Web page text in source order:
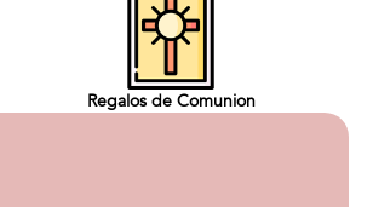
Regalos de Comunion